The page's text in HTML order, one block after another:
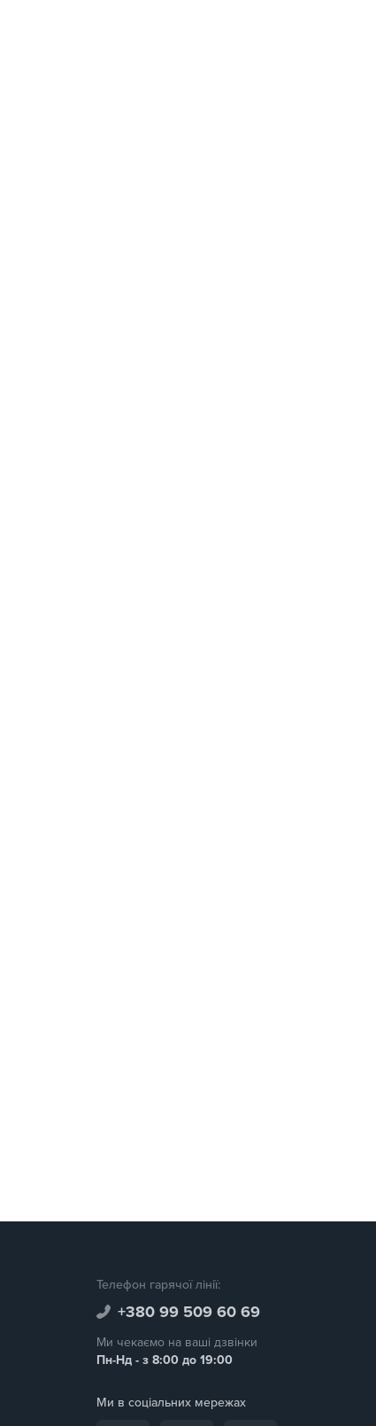
Телефон гарячої лінії:
+380 99 509 60 69
Ми чекаємо на ваші дзвінки
Пн-Нд - з 8:00 до 19:00
Ми в соціальних мережах